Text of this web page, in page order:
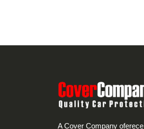
A Cover Company oferece